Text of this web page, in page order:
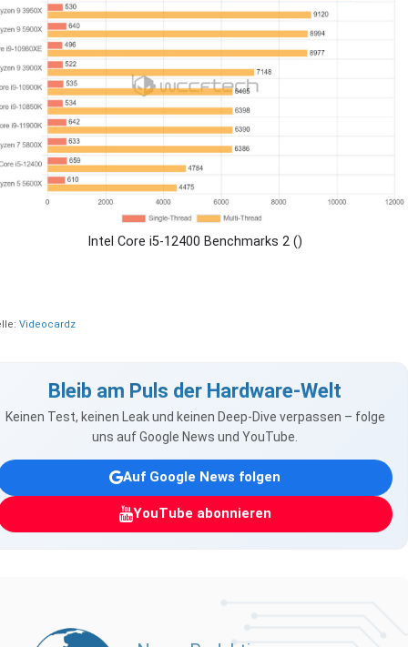
Intel Core i5-12400 Benchmarks 2 ()
Videocardz
Bleib am Puls der Hardware-Welt
Keinen Test, keinen Leak und keinen Deep-Dive verpassen – folge
uns auf Google News und YouTube.
Auf Google News folgen
YouTube abonnieren